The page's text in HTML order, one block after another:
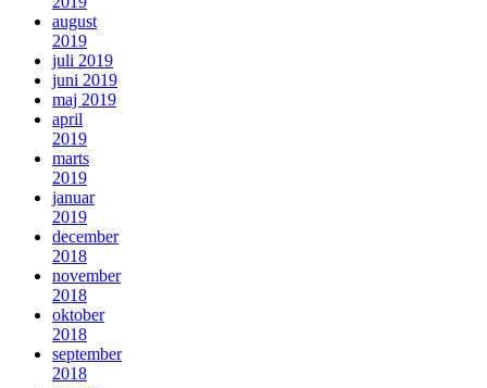
august
2019
juli 2019
juni 2019
maj 2019
april
2019
marts
2019
januar
2019
december
2018
november
2018
oktober
2018
september
2018